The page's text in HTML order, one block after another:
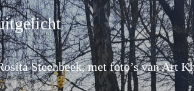
Steenbeek, met foto’s van Art